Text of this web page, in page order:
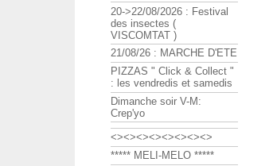
20->22/08/2026 : Festival
des insectes (
VISCOMTAT )
21/08/26 : MARCHE D'ETE
PIZZAS " Click & Collect "
: les vendredis et samedis
Dimanche soir V-M:
Crep'yo
<><><><><><><><>
***** MELI-MELO *****